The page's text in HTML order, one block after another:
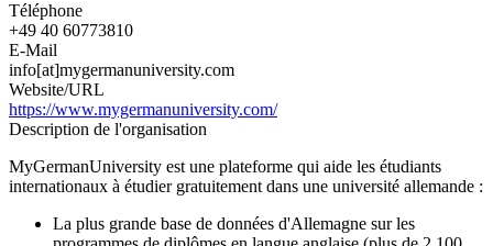
Téléphone
+49 40 60773810
E-Mail
info[at]mygermanuniversity.com
Website/URL
https://www.mygermanuniversity.com/
Description de l'organisation
MyGermanUniversity est une plateforme qui aide les étudiants
internationaux à étudier gratuitement dans une université allemande :
La plus grande base de données d'Allemagne sur les